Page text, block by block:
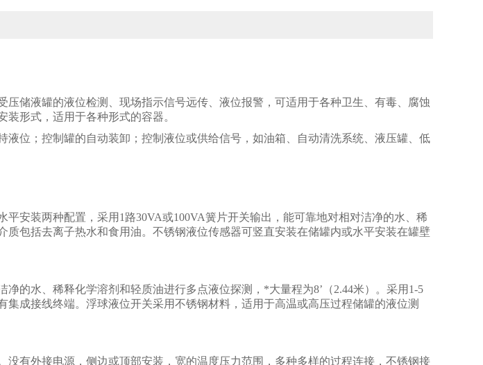
压储液罐的液位检测、现场指示信号远传、液位报警，可适用于各种卫生、有毒、腐蚀
形式，适用于各种形式的容器。
液位；控制罐的自动装卸；控制液位或供给信号，如油箱、自动清洗系统、液压罐、低
平安装两种配置，采用1路30VA或100VA簧片开关输出，能可靠地对相对洁净的水、稀
质包括去离子热水和食用油。不锈钢液位传感器可竖直安装在储罐内或水平安装在罐壁
的水、稀释化学溶剂和轻质油进行多点液位探测，*大量程为8’（2.44米）。采用1-5
集成接线终端。浮球液位开关采用不锈钢材料，适用于高温或高压过程储罐的液位测
没有外接电源，侧边或顶部安装，宽的温度压力范围，多种多样的过程连接，不锈钢接